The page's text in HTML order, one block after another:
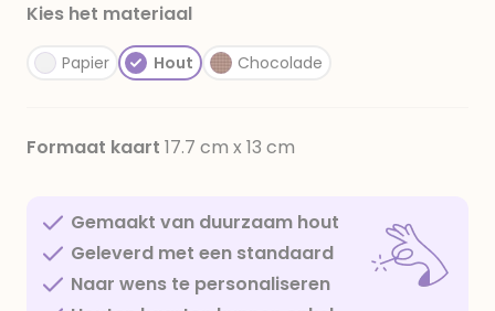
Kies het materiaal
Papier Hout Chocolade
Formaat kaart 17.7 cm x 13 cm
Gemaakt van duurzaam hout
Geleverd met een standaard
Naar wens te personaliseren